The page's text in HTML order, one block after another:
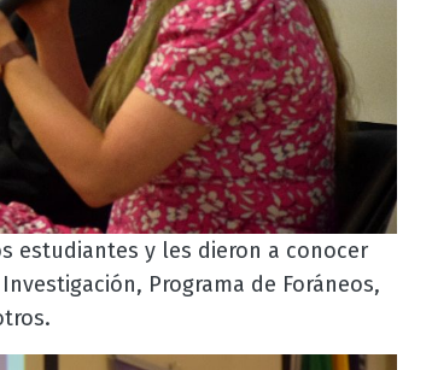
estudiantes y les dieron a conocer
Programa de Foráneos,